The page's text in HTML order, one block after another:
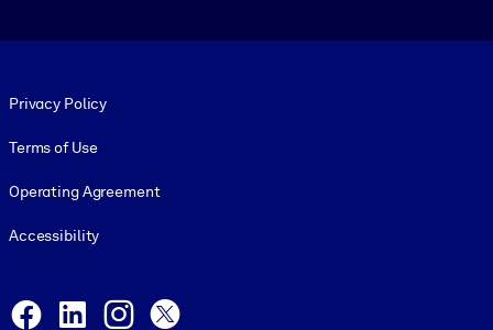
Privacy Policy
Terms of Use
Operating Agreement
Accessibility
Facebook
LinkedInInstagram